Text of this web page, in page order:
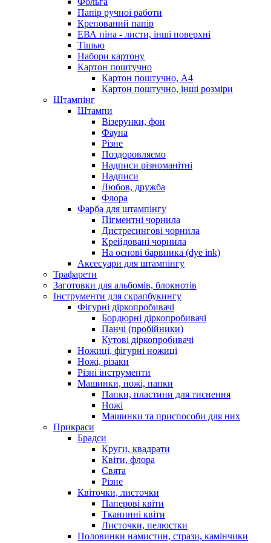
Папір ручної работи
Крепований папір
ЕВА піна - листи, інші поверхні
Тішью
Набори картону
Картон поштучно
Картон поштучно, А4
Картон поштучно, інші розміри
Штампінг
Штампи
Візерунки, фон
Фауна
Різне
Поздоровляємо
Надписи різноманітні
Надписи
Любов, дружба
Флора
Фарба для штампінгу
Пігментні чорнила
Дистресингові чорнила
Крейдовані чорнила
На основі барвника (dye ink)
Аксесуари для штампінгу
Трафарети
Заготовки для альбомів, блокнотів
Інструменти для скрапбукингу
Фігурні діркопробивачі
Бордюрні діркопробивачі
Панчі (пробійники)
Кутові діркопробивачі
Ножиці, фігурні ножиці
Ножі, різаки
Різні інструменти
Машинки, ножі, папки
Папки, пластини для тиснення
Ножі
Машинки та приспособи для них
Прикраси
Брадси
Круги, квадрати
Квіти, флора
Свята
Різне
Квіточки, листочки
Паперові квіти
Тканинні квіти
Листочки, пелюстки
Половинки намистин, стрази, камінчики